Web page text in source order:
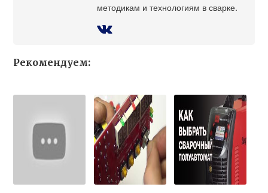
методикам и технологиям в сварке.
Рекомендуем: